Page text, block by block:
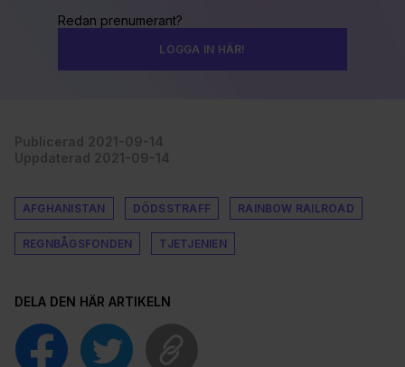
Redan prenumerant?
LOGGA IN HÄR!
Publicerad 2021-09-14
Uppdaterad 2021-09-14
AFGHANISTAN DÖDSSTRAFF RAINBOW RAILROAD
REGNBÅGSFONDEN TJETJENIEN
DELA DEN HÄR ARTIKELN